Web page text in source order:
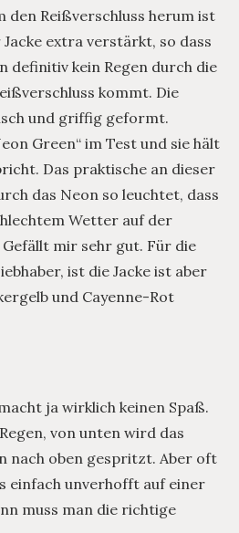
Reißverschluss herum ist
extra verstärkt, so dass
definitiv kein Regen durch die
kommt. Die
und griffig geformt.
Green“ im Test und sie hält
Das praktische an dieser
das Neon so leuchtet, dass
Wetter auf der
mir sehr gut. Für die
ist die Jacke ist aber
und Cayenne-Rot
ja wirklich keinen Spaß.
von unten wird das
nach oben gespritzt. Aber oft
einfach unverhofft auf einer
muss man die richtige